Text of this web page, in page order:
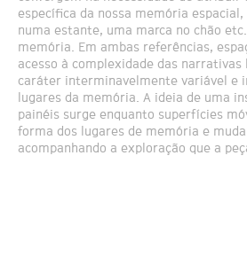
específica da nossa memória
numa estante, uma marca no chão
memória. Em ambas referências,
acesso à complexidade das narrativas
caráter interminavelmente variável e
lugares da memória. A ideia de uma
painéis surge enquanto superfícies
forma dos lugares de memória e
acompanhando a exploração que a